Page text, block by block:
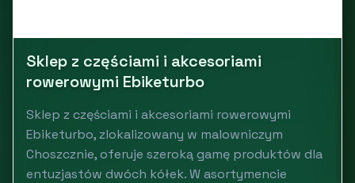
Sklep z częściami i akcesoriami
rowerowymi Ebiketurbo
Sklep z częściami i akcesoriami rowerowymi
Ebiketurbo, zlokalizowany w malowniczym
Choszcznie, oferuje szeroką gamę produktów dla
entuzjastów dwóch kółek. W asortymencie